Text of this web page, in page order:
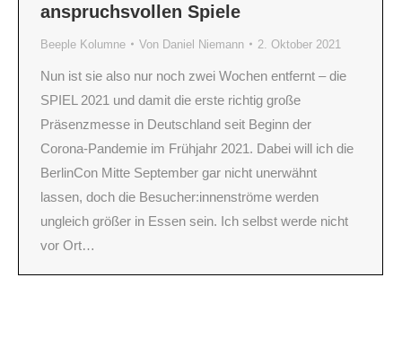
anspruchsvollen Spiele
Beeple Kolumne Von Daniel Niemann 2. Oktober 2021
Nun ist sie also nur noch zwei Wochen entfernt – die
SPIEL 2021 und damit die erste richtig große
Präsenzmesse in Deutschland seit Beginn der
Corona-Pandemie im Frühjahr 2021. Dabei will ich die
BerlinCon Mitte September gar nicht unerwähnt
lassen, doch die Besucher:innenströme werden
ungleich größer in Essen sein. Ich selbst werde nicht
vor Ort…